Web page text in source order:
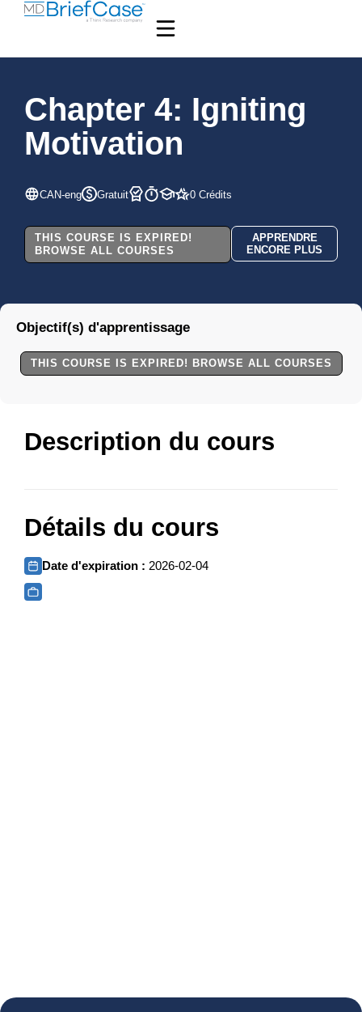
Chapter 4: Igniting
Motivation
CAN-eng Gratuit 0 Crédits
THIS COURSE IS EXPIRED!
BROWSE ALL COURSES
APPRENDRE
ENCORE PLUS
Description du cours
Détails du cours
Date d'expiration : 2026-02-04
Objectif(s) d'apprentissage
THIS COURSE IS EXPIRED! BROWSE ALL COURSES